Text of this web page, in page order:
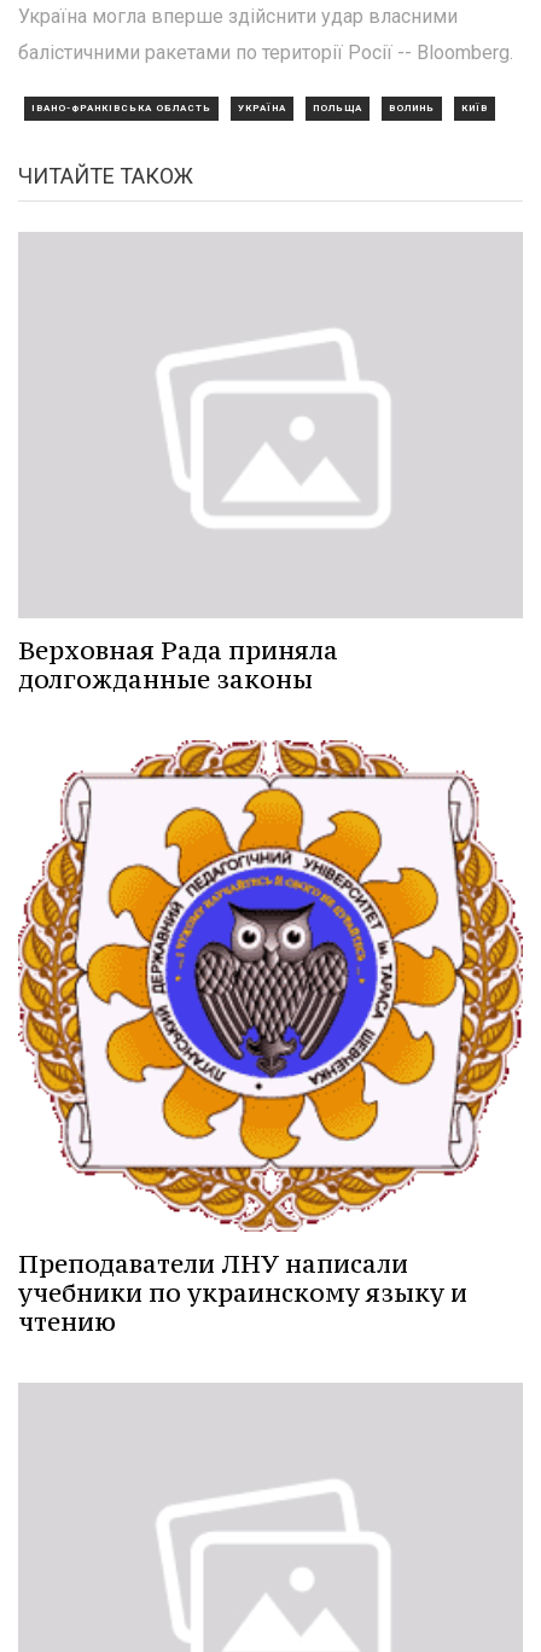
Україна могла вперше здійснити удар власними
балістичними ракетами по території Росії -- Bloomberg.
ІВАНО-ФРАНКІВСЬКА ОБЛАСТЬ УКРАЇНА ПОЛЬЩА ВОЛИНЬ КИЇВ
ЧИТАЙТЕ ТАКОЖ
Верховная Рада приняла
долгожданные законы
Преподаватели ЛНУ написали
учебники по украинскому языку и
чтению